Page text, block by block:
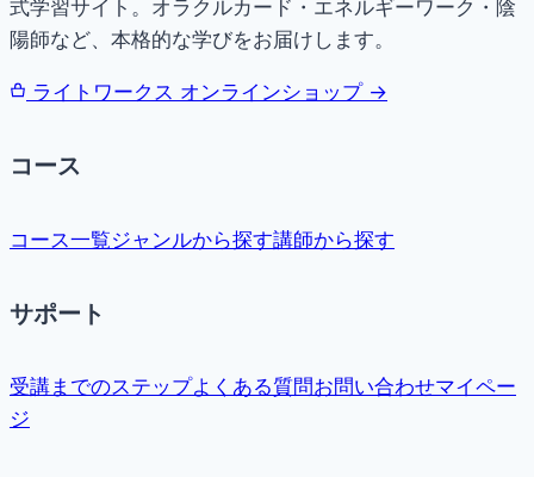
式学習サイト。オラクルカード・エネルギーワーク・陰
陽師など、本格的な学びをお届けします。
ライトワークス オンラインショップ →
コース
コース一覧ジャンルから探す講師から探す
サポート
受講までのステップよくある質問お問い合わせマイペー
ジ